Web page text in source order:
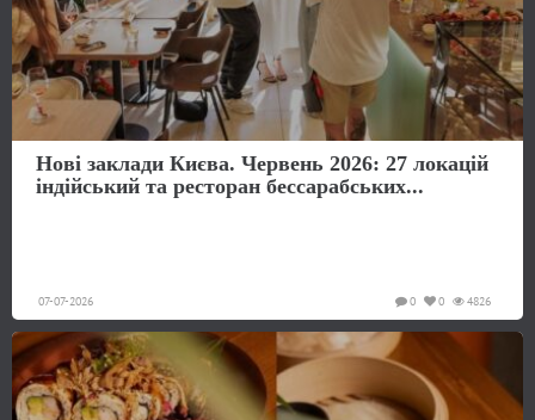
Нові заклади Києва. Червень 2026: 27 локацій
індійський та ресторан бессарабських...
07-07-2026 4826
0
0